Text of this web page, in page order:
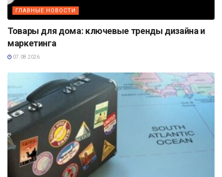
ГЛАВНЫЕ НОВОСТИ
Товары для дома: ключевые тренды дизайна и
маркетинга
07.08.2026